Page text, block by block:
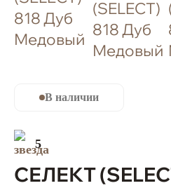
В наличии
СЕЛЕКТ
5